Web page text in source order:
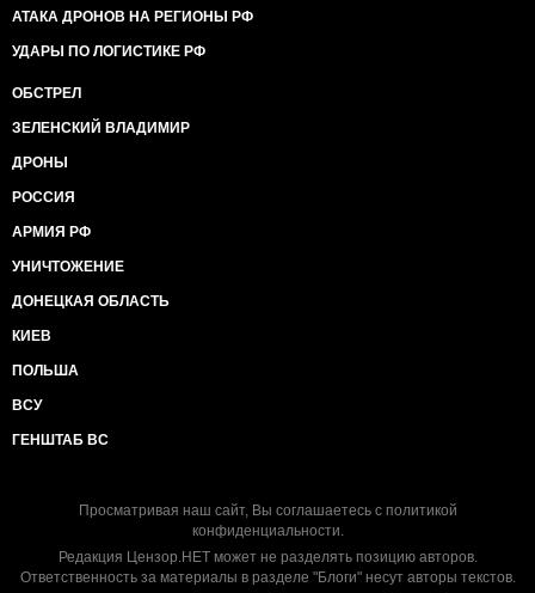
АТАКА ДРОНОВ НА РЕГИОНЫ РФ
УДАРЫ ПО ЛОГИСТИКЕ РФ
ОБСТРЕЛ
ЗЕЛЕНСКИЙ ВЛАДИМИР
ДРОНЫ
РОССИЯ
АРМИЯ РФ
УНИЧТОЖЕНИЕ
ДОНЕЦКАЯ ОБЛАСТЬ
КИЕВ
ПОЛЬША
ВСУ
ГЕНШТАБ ВС
Просматривая наш сайт, Вы соглашаетесь с политикой
конфиденциальности.
Редакция Цензор.НЕТ может не разделять позицию авторов.
Ответственность за материалы в разделе "Блоги" несут авторы текстов.